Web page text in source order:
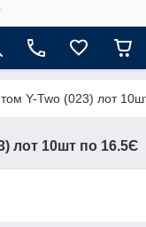
Y-Two (023) лот
лот 10шт по 16.5Є